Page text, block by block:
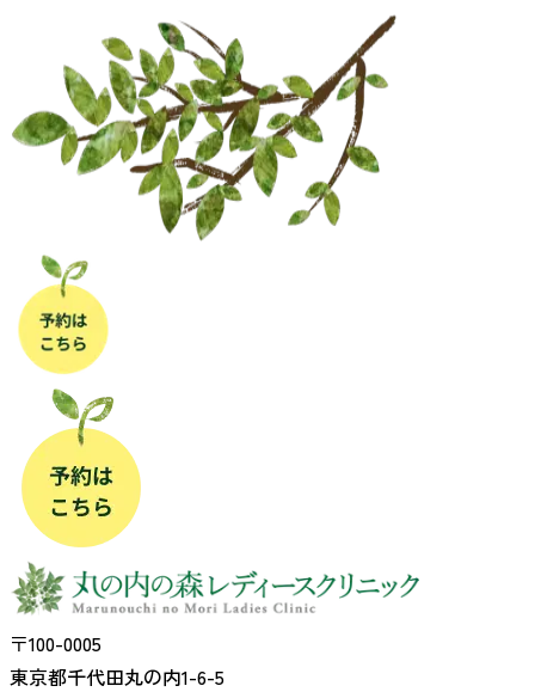
〒100-0005
東京都千代田丸の内1-6-5